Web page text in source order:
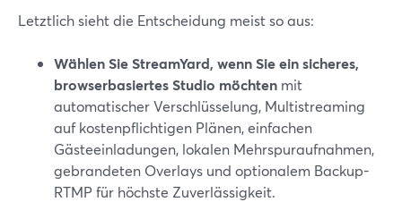
Letztlich sieht die Entscheidung meist so aus:
Wählen Sie StreamYard, wenn Sie ein sicheres,
browserbasiertes Studio möchten mit
automatischer Verschlüsselung, Multistreaming
auf kostenpflichtigen Plänen, einfachen
Gästeeinladungen, lokalen Mehrspuraufnahmen,
gebrandeten Overlays und optionalem Backup-
RTMP für höchste Zuverlässigkeit.